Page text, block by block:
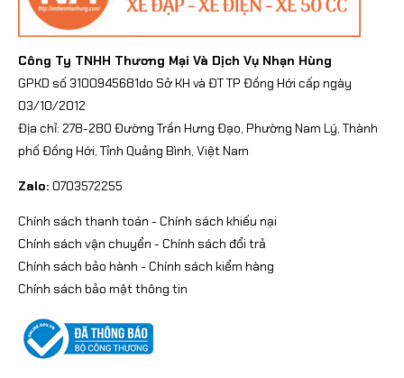
Công Ty TNHH Thương Mại Và Dịch Vụ Nhạn Hùng
GPKD số 3100945681do Sở KH và ĐT TP Đồng Hới cấp ngày
03/10/2012
Địa chỉ: 278-280 Đường Trần Hưng Đạo, Phường Nam Lý, Thành
phố Đồng Hới, Tỉnh Quảng Bình, Việt Nam
Zalo: 0703572255
Chính sách thanh toán - Chính sách khiếu nại
Chính sách vận chuyển - Chính sách đổi trả
Chính sách bảo hành - Chính sách kiểm hàng
Chính sách bảo mật thông tin